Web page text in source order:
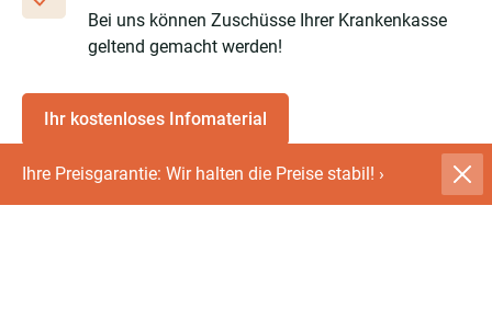
Ihre Preisgarantie: Wir halten die Preise stabil! ›
Bei uns können Zuschüsse Ihrer Krankenkasse
geltend gemacht werden!
Ihr kostenloses Infomaterial